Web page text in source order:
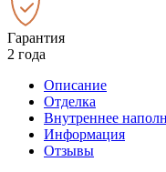
Гарантия
2 года
Описание
Отделка
Внутреннее
Информация
Отзывы